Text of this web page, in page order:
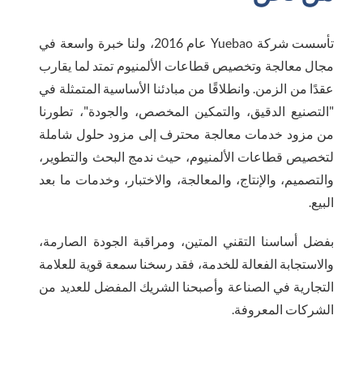
تأسست شركة Yuebao عام 2016، ولنا خبرة واسعة في
مجال معالجة وتخصيص قطاعات الألمنيوم تمتد لما يقارب
عقدًا من الزمن. وانطلاقًا من مبادئنا الأساسية المتمثلة في
"التصنيع الدقيق، والتمكين المخصص، والجودة"، تطورنا
من مزود خدمات معالجة محترف إلى مزود حلول شاملة
لتخصيص قطاعات الألمنيوم، حيث ندمج البحث والتطوير،
والتصميم، والإنتاج، والمعالجة، والاختبار، وخدمات ما بعد
البيع.
بفضل أساسنا التقني المتين، ومراقبة الجودة الصارمة،
والاستجابة الفعالة للخدمة، فقد رسخنا سمعة قوية للعلامة
التجارية في الصناعة وأصبحنا الشريك المفضل للعديد من
الشركات المعروفة.